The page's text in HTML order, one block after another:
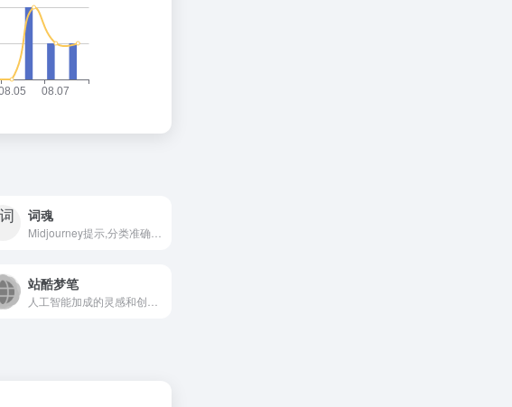
词魂
站酷梦笔